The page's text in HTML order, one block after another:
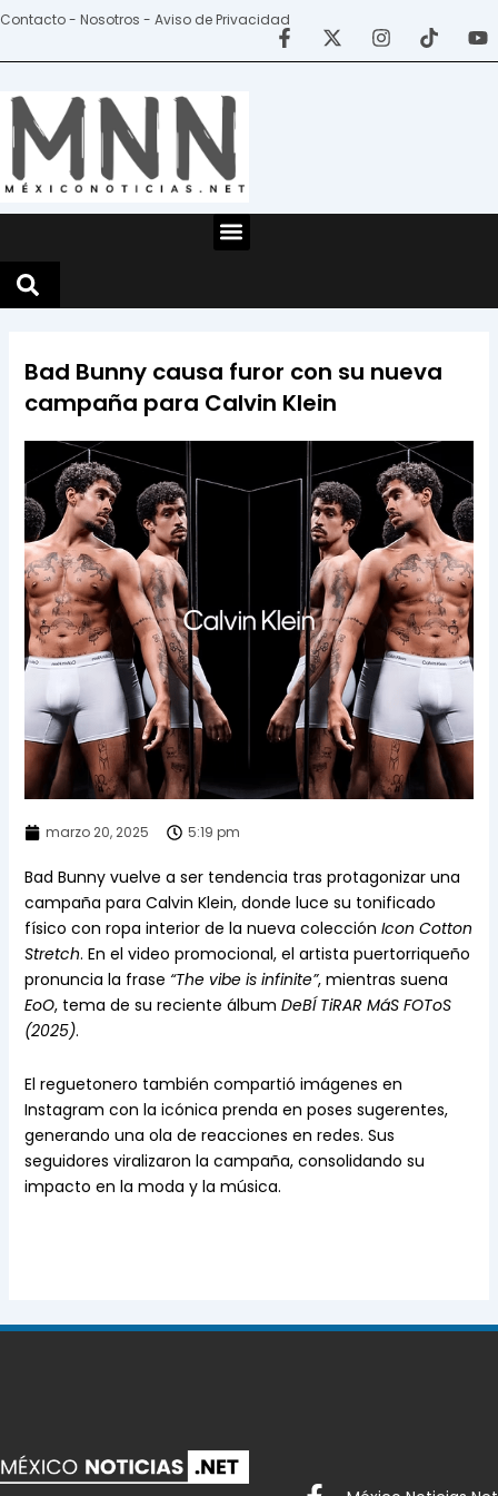
Ir
contenido
Contacto - Nosotros - Aviso de Privacidad
Menu
Bad Bunny causa furor con su nueva
campaña para Calvin Klein
marzo 20, 2025 5:19 pm
Bad Bunny vuelve a ser tendencia tras protagonizar una
campaña para Calvin Klein, donde luce su tonificado
físico con ropa interior de la nueva colecciónIcon Cotton
Stretch. En el video promocional, el artista puertorriqueño
pronuncia la frase“The vibe is infinite”, mientras suena
EoO, tema de su reciente álbumDeBÍ TiRAR MáS FOToS
(2025).
El reguetonero también compartió imágenes en
Instagram con la icónica prenda en poses sugerentes,
generando una ola de reacciones en redes. Sus
seguidores viralizaron la campaña, consolidando su
impacto en la moda y la música.